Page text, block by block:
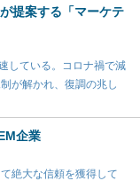
提案する「マーケテ
している。コロナ禍で減
が解かれ、復調の兆し
企業
絶大な信頼を獲得して